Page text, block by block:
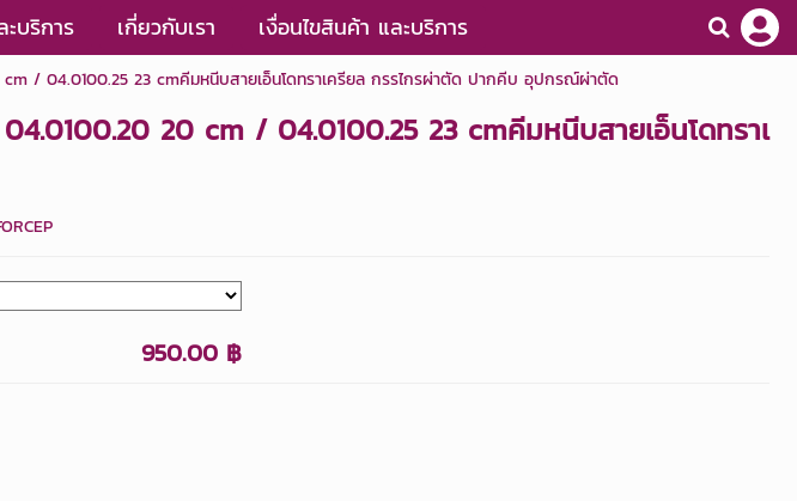
บริการ เกี่ยวกับเรา เงื่อนไขสินค้า และบริการ
cm / 04.0100.25 23 cmคีมหนีบสายเอ็นโดทราเครียล กรรไกรผ่าตัด ปากคีบ อุปกรณ์ผ่าตัด
04.0100.20 20 cm / 04.0100.25 23 cmคีมหนีบสายเอ็นโดทราเ
950.00 ฿